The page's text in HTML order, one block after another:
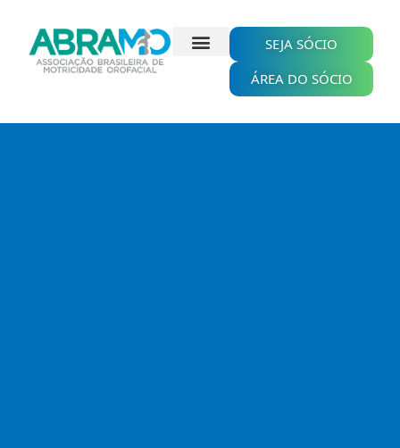
conteúdo
SEJA SÓCIO
ÁREA DO SÓCIO